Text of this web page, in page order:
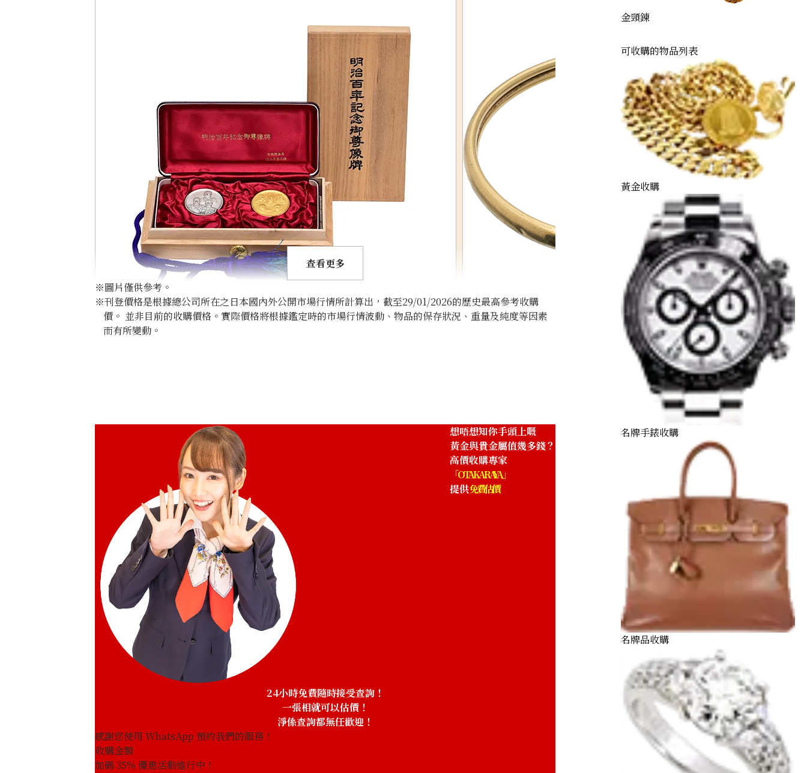
Gold platinum (K18/Pt900) combination bracelet/pendant top
Platinum (Pt1000) Maple Leaf Coin 1/2 oz 2nd Coin 1/4 oz 2nd Coin
46.8g
參考回收價
HKD 32,506.81
Platinum (Pt1000) Cat Coin 1/5 oz. Noble Coin 1/10 oz.
查看更多
※圖片僅供參考。
※刊登價格是根據總公司所在之日本國內外公開市場行情所計算出，截至29/01/2026的歷史最高參考收購
價。 並非目前的收購價格。實際價格將根據鑑定時的市場行情波動、物品的保存狀況、重量及純度等因素
而有所變動。
想唔想知你手頭上嘅
黃金與貴金屬值幾多錢？
高價收購專家
「OTAKARAYA」
提供免費估價
24小時免費隨時接受查詢！
一張相就可以估價！
淨係查詢都無任歡迎！
感謝您使用 WhatsApp 預約我們的服務！
收購金額
加碼35% 優惠活動進行中！
金頸鍊
可收購的物品列表
黃金收購
名牌手錶收購
名牌品收購